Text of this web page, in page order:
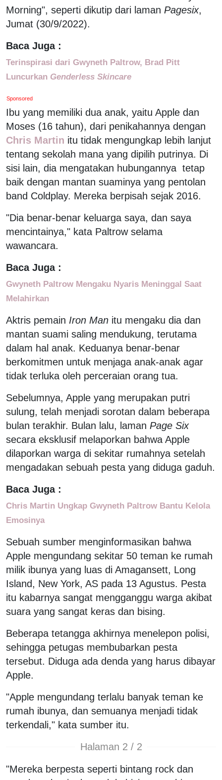
Morning", seperti dikutip dari laman Pagesix,
Jumat (30/9/2022).
Baca Juga :
Terinspirasi dari Gwyneth Paltrow, Brad Pitt
Luncurkan Genderless Skincare
Sponsored
Ibu yang memiliki dua anak, yaitu Apple dan
Moses (16 tahun), dari penikahannya dengan
Chris Martin itu tidak mengungkap lebih lanjut
tentang sekolah mana yang dipilih putrinya. Di
sisi lain, dia mengatakan hubungannya tetap
baik dengan mantan suaminya yang pentolan
band Coldplay. Mereka berpisah sejak 2016.
"Dia benar-benar keluarga saya, dan saya
mencintainya," kata Paltrow selama
wawancara.
Baca Juga :
Gwyneth Paltrow Mengaku Nyaris Meninggal Saat
Melahirkan
Aktris pemain Iron Man itu mengaku dia dan
mantan suami saling mendukung, terutama
dalam hal anak. Keduanya benar-benar
berkomitmen untuk menjaga anak-anak agar
tidak terluka oleh perceraian orang tua.
Sebelumnya, Apple yang merupakan putri
sulung, telah menjadi sorotan dalam beberapa
bulan terakhir. Bulan lalu, laman Page Six
secara eksklusif melaporkan bahwa Apple
dilaporkan warga di sekitar rumahnya setelah
mengadakan sebuah pesta yang diduga gaduh.
Baca Juga :
Chris Martin Ungkap Gwyneth Paltrow Bantu Kelola
Emosinya
Sebuah sumber menginformasikan bahwa
Apple mengundang sekitar 50 teman ke rumah
milik ibunya yang luas di Amagansett, Long
Island, New York, AS pada 13 Agustus. Pesta
itu kabarnya sangat mengganggu warga akibat
suara yang sangat keras dan bising.
Beberapa tetangga akhirnya menelepon polisi,
sehingga petugas membubarkan pesta
tersebut. Diduga ada denda yang harus dibayar
Apple.
"Apple mengundang terlalu banyak teman ke
rumah ibunya, dan semuanya menjadi tidak
terkendali," kata sumber itu.
Halaman 2 / 2
"Mereka berpesta seperti bintang rock dan